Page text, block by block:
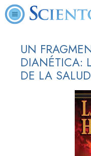
UN
DIANÉTICA:
DE LA